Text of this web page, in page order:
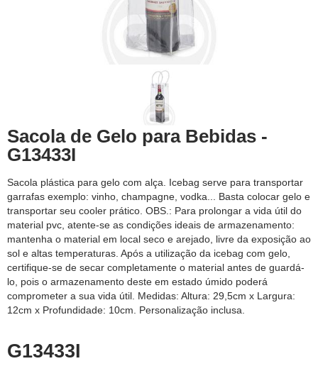
Sacola de Gelo para Bebidas -
G13433I
Sacola plástica para gelo com alça. Icebag serve para transportar
garrafas exemplo: vinho, champagne, vodka... Basta colocar gelo e
transportar seu cooler prático. OBS.: Para prolongar a vida útil do
material pvc, atente-se as condições ideais de armazenamento:
mantenha o material em local seco e arejado, livre da exposição ao
sol e altas temperaturas. Após a utilização da icebag com gelo,
certifique-se de secar completamente o material antes de guardá-
lo, pois o armazenamento deste em estado úmido poderá
comprometer a sua vida útil. Medidas: Altura: 29,5cm x Largura:
12cm x Profundidade: 10cm. Personalização inclusa.
G13433I